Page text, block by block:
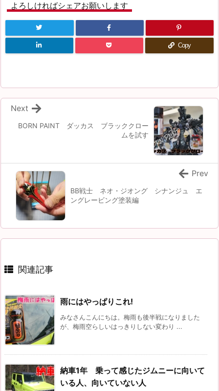
よろしければシェアお願いします
Copy
BORN PAINT ダッカス ブラッククロー
ムを試す
Next
BB戦士 ネオ・ジオング シナンジュ エ
ングレービング塗装編
Prev
関連記事
雨にはやっぱりこれ!
みなさんこんにちは。梅雨も後半戦になりました
が、梅雨空らしいはっきりしない変わり ...
納車1年 乗って感じたジムニーに向いて
いる人、向いていない人